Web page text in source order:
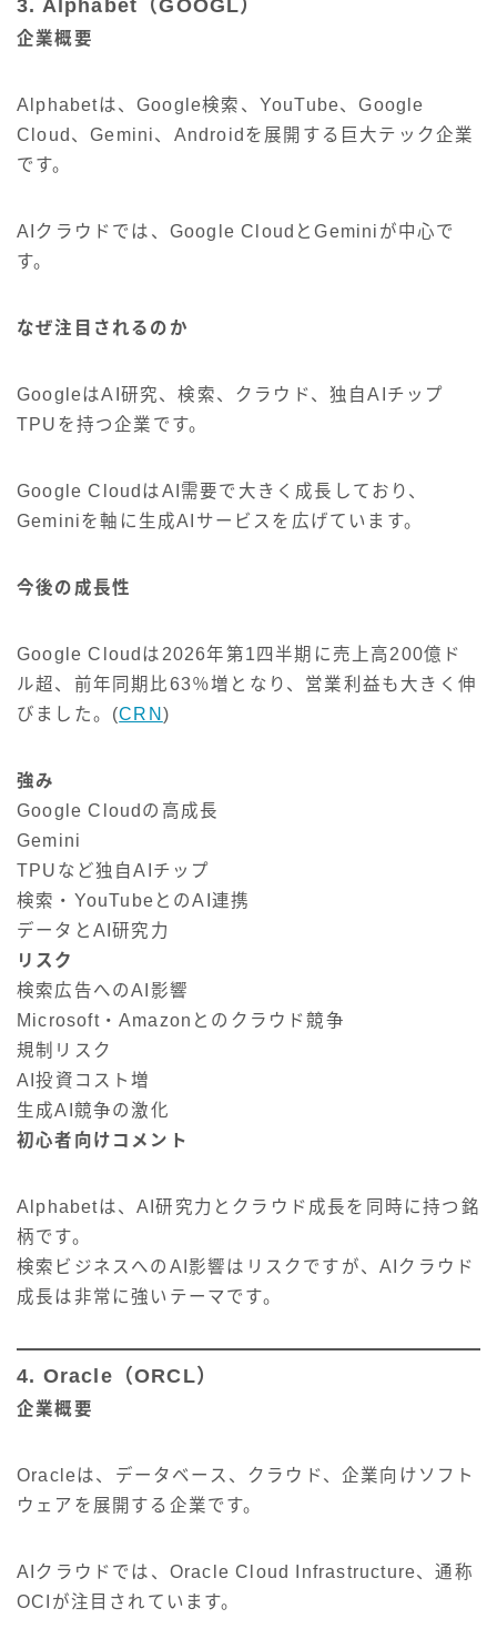
3. Alphabet（GOOGL）
企業概要
Alphabetは、Google検索、YouTube、Google
Cloud、Gemini、Androidを展開する巨大テック企業
です。
AIクラウドでは、Google CloudとGeminiが中心で
す。
なぜ注目されるのか
GoogleはAI研究、検索、クラウド、独自AIチップ
TPUを持つ企業です。
Google CloudはAI需要で大きく成長しており、
Geminiを軸に生成AIサービスを広げています。
今後の成長性
Google Cloudは2026年第1四半期に売上高200億ド
ル超、前年同期比63％増となり、営業利益も大きく伸
びました。(CRN )
強み
Google Cloudの高成長
Gemini
TPUなど独自AIチップ
検索・YouTubeとのAI連携
データとAI研究力
リスク
検索広告へのAI影響
Microsoft・Amazonとのクラウド競争
規制リスク
AI投資コスト増
生成AI競争の激化
初心者向けコメント
Alphabetは、AI研究力とクラウド成長を同時に持つ銘
柄です。
検索ビジネスへのAI影響はリスクですが、AIクラウド
成長は非常に強いテーマです。
4. Oracle（ORCL）
企業概要
Oracleは、データベース、クラウド、企業向けソフト
ウェアを展開する企業です。
AIクラウドでは、Oracle Cloud Infrastructure、通称
OCIが注目されています。